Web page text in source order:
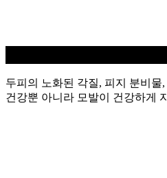
두피의 노화된 각질, 피지 분비물
건강뿐 아니라 모발이 건강하게